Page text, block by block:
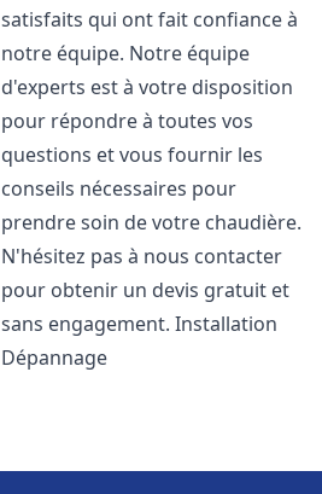
satisfaits qui ont fait confiance à
notre équipe. Notre équipe
d'experts est à votre disposition
pour répondre à toutes vos
questions et vous fournir les
conseils nécessaires pour
prendre soin de votre chaudière.
N'hésitez pas à nous contacter
pour obtenir un devis gratuit et
sans engagement. Installation
Dépannage